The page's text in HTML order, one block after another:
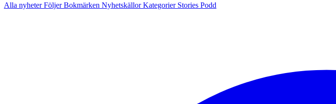
Alla nyheterFöljerBokmärken NyhetskällorKategorier Stories Podd